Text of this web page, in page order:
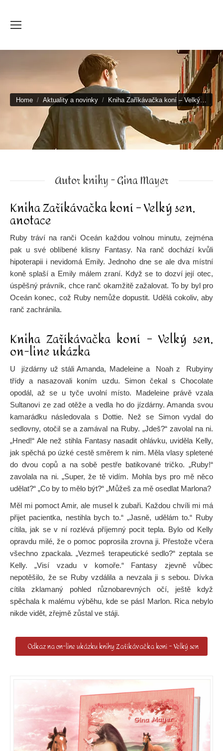
You are here:
Home Aktuality a novinky Kniha Zaříkávačka koní – Velký…
Autor knihy - Gina Mayer
Kniha Zaříkávačka koní – Velký sen,
anotace
Ruby tráví na ranči Oceán každou volnou minutu, zejména
pak u své oblíbené klisny Fantasy. Na ranč dochází kvůli
hipoterapii i nevidomá Emily. Jednoho dne se ale dva místní
koně splaší a Emily málem zraní. Když se to dozví její otec,
úspěšný právník, chce ranč okamžitě zažalovat. To by byl pro
Oceán konec, což Ruby nemůže dopustit. Udělá cokoliv, aby
ranč zachránila.
Kniha Zaříkávačka koní – Velký sen,
on-line ukázka
U jízdárny už stáli Amanda, Madeleine a Noah z Rubyiny
třídy a nasazovali koním uzdu. Simon čekal s Chocolate
opodál, až se u tyče uvolní místo. Madeleine právě vzala
Sultanovi ze zad otěže a vedla ho do jízdárny. Amanda svou
kamarádku následovala s Dottie. Než se Simon vydal do
sedlovny, otočil se a zamával na Ruby. „Jdeš?“ zavolal na ni.
„Hned!“ Ale než stihla Fantasy nasadit ohlávku, uviděla Kelly,
jak spěchá po úzké cestě směrem k nim. Měla vlasy spletené
do dvou copů a na sobě pestře batikované tričko. „Ruby!“
zavolala na ni. „Super, že tě vidím. Mohla bys pro mě něco
udělat?“ „Co by to mělo být?“ „Můžeš za mě osedlat Marlona?
Měl mi pomoct Amir, ale musel k zubaři. Každou chvíli mi má
přijet pacientka, nestihla bych to.“ „Jasně, udělám to.“ Ruby
cítila, jak se v ní rozlévá příjemný pocit tepla. Bylo od Kelly
opravdu milé, že o pomoc poprosila zrovna ji. Přestože včera
všechno zpackala. „Vezmeš terapeutické sedlo?“ zeptala se
Kelly. „Visí vzadu v komoře.“ Fantasy zjevně vůbec
nepotěšilo, že se Ruby vzdálila a nevzala ji s sebou. Dívka
cítila zklamaný pohled různobarevných očí, ještě když
spěchala k malému výběhu, kde se pásl Marlon. Rica nebylo
nikde vidět, zřejmě zůstal ve stáji.
Odkaz na on-line ukázku knihy Zaříkávačka koní – Velký sen